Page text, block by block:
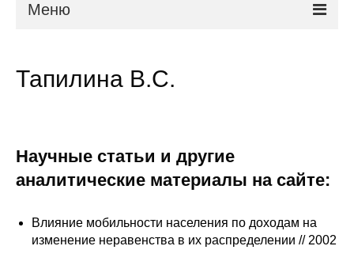
Меню
Научные подразделения
Сотрудники
Тапилина В.С.
Научные статьи и другие
аналитические материалы на сайте:
Влияние мобильности населения по доходам на
изменение неравенства в их распределении // 2002